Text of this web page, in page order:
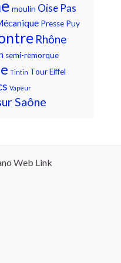
moulin Oise Pas
Presse Puy
Rhône
semi-remorque
Tintin Tour Eiffel
Vapeur
Saône